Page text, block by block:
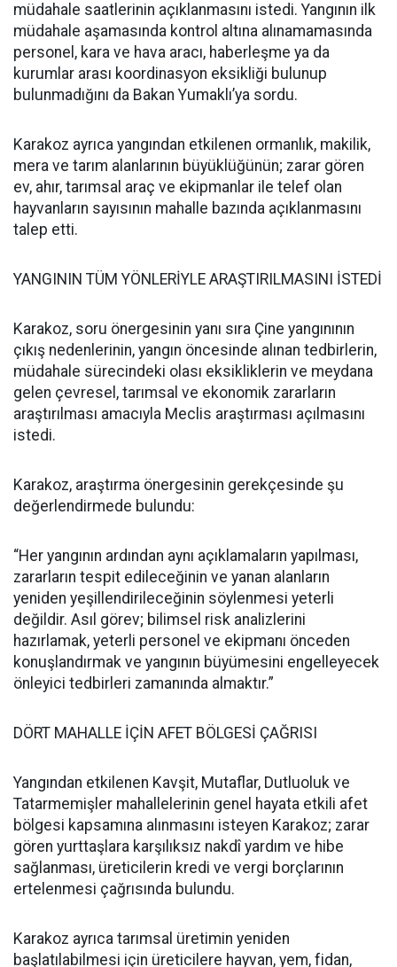
müdahale saatlerinin açıklanmasını istedi. Yangının ilk
müdahale aşamasında kontrol altına alınamamasında
personel, kara ve hava aracı, haberleşme ya da
kurumlar arası koordinasyon eksikliği bulunup
bulunmadığını da Bakan Yumaklı’ya sordu.
Karakoz ayrıca yangından etkilenen ormanlık, makilik,
mera ve tarım alanlarının büyüklüğünün; zarar gören
ev, ahır, tarımsal araç ve ekipmanlar ile telef olan
hayvanların sayısının mahalle bazında açıklanmasını
talep etti.
YANGININ TÜM YÖNLERİYLE ARAŞTIRILMASINI İSTEDİ
Karakoz, soru önergesinin yanı sıra Çine yangınının
çıkış nedenlerinin, yangın öncesinde alınan tedbirlerin,
müdahale sürecindeki olası eksikliklerin ve meydana
gelen çevresel, tarımsal ve ekonomik zararların
araştırılması amacıyla Meclis araştırması açılmasını
istedi.
Karakoz, araştırma önergesinin gerekçesinde şu
değerlendirmede bulundu:
“Her yangının ardından aynı açıklamaların yapılması,
zararların tespit edileceğinin ve yanan alanların
yeniden yeşillendirileceğinin söylenmesi yeterli
değildir. Asıl görev; bilimsel risk analizlerini
hazırlamak, yeterli personel ve ekipmanı önceden
konuşlandırmak ve yangının büyümesini engelleyecek
önleyici tedbirleri zamanında almaktır.”
DÖRT MAHALLE İÇİN AFET BÖLGESİ ÇAĞRISI
Yangından etkilenen Kavşit, Mutaflar, Dutluoluk ve
Tatarmemişler mahallelerinin genel hayata etkili afet
bölgesi kapsamına alınmasını isteyen Karakoz; zarar
gören yurttaşlara karşılıksız nakdî yardım ve hibe
sağlanması, üreticilerin kredi ve vergi borçlarının
ertelenmesi çağrısında bulundu.
Karakoz ayrıca tarımsal üretimin yeniden
başlatılabilmesi için üreticilere hayvan, yem, fidan,